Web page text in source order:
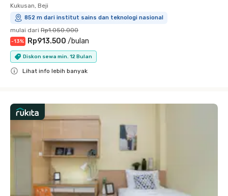
Kukusan, Beji
852 m dari institut sains dan teknologi nasional
mulai dari Rp1.050.000
-13% Rp913.500 /bulan
Diskon sewa min. 12 Bulan
Lihat info lebih banyak